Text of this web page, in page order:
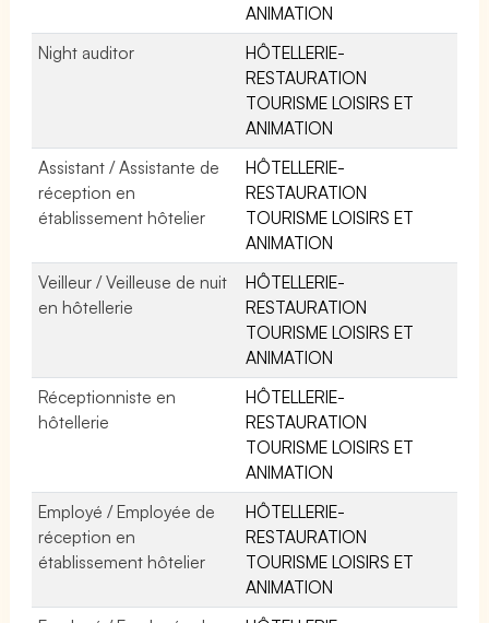
ANIMATION
Night auditor
HÔTELLERIE-
RESTAURATION
TOURISME LOISIRS ET
ANIMATION
Assistant / Assistante de
réception en
établissement hôtelier
HÔTELLERIE-
RESTAURATION
TOURISME LOISIRS ET
ANIMATION
Veilleur / Veilleuse de nuit
en hôtellerie
HÔTELLERIE-
RESTAURATION
TOURISME LOISIRS ET
ANIMATION
Réceptionniste en
hôtellerie
HÔTELLERIE-
RESTAURATION
TOURISME LOISIRS ET
ANIMATION
Employé / Employée de
réception en
établissement hôtelier
HÔTELLERIE-
RESTAURATION
TOURISME LOISIRS ET
ANIMATION